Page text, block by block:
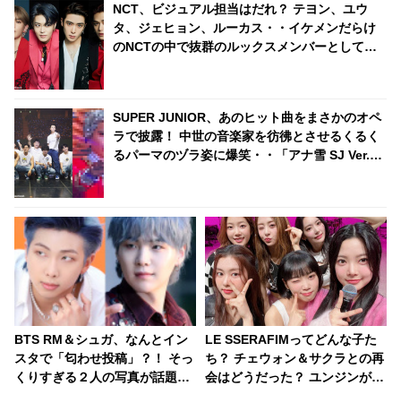
NCT、ビジュアル担当はだれ？ テヨン、ユウ
タ、ジェヒョン、ルーカス・・イケメンだらけ
のNCTの中で抜群のルックスメンバーとして
SUPER JUNIOR、あのヒット曲をまさかのオペ
ラで披露！ 中世の音楽家を彷彿とさせるくるく
るパーマのヅラ姿に爆笑・・「アナ雪 SJ Ver.」
BTS RM＆シュガ、なんとイン
スタで「匂わせ投稿」？！ そっ
くりすぎる２人の写真が話題
LE SSERAFIMってどんな子た
ち？ チェウォン＆サクラとの再
会はどうだった？ ユンジンがメ